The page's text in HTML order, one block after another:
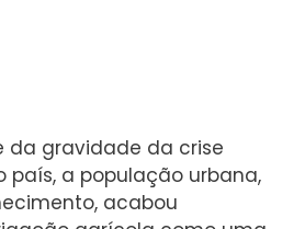
da gravidade da crise
país, a população urbana,
acabou